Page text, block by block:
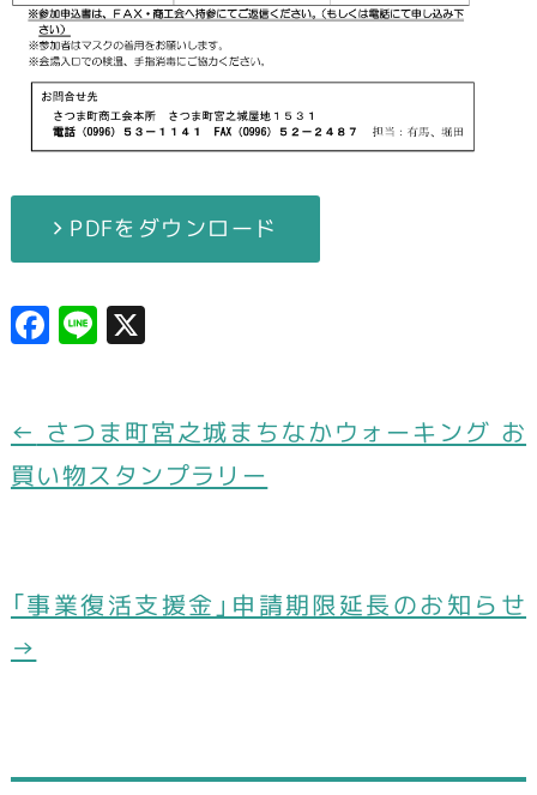
PDFをダウンロード
F
e
b
k
LiX
← さつま町宮之城まちなかウォーキング お
買い物スタンプラリー
「事業復活支援金」申請期限延長のお知らせ
→